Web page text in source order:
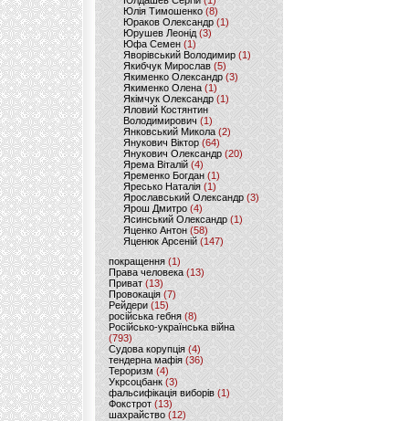
Юлія Тимошенко (8)
Юраков Олександр (1)
Юрушев Леонід (3)
Юфа Семен (1)
Яворівський Володимир (1)
Якибчук Мирослав (5)
Якименко Олександр (3)
Якименко Олена(1)
Якімчук Олександр (1)
Яловий Костянтин
Володимирович (1)
Янковський Микола(2)
Янукович Віктор (64)
Янукович Олександр(20)
Ярема Віталій(4)
Яременко Богдан(1)
Яресько Наталія(1)
Ярославський Олександр (3)
Ярош Дмитро (4)
Ясинський Олександр (1)
Яценко Антон(58)
Яценюк Арсеній (147)
покращення (1)
Права человека(13)
Приват (13)
Провокація (7)
Рейдери (15)
російська гебня (8)
Російсько-українська війна
(793)
Судова корупція (4)
тендерна мафія (36)
Тероризм (4)
Укрсоцбанк (3)
фальсифікація виборів (1)
Фокстрот(13)
шахрайство (12)